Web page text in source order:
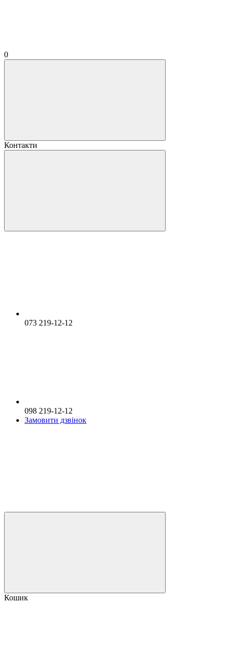
0
Контакти
073 219-12-12
098 219-12-12
Замовити дзвінок
Кошик